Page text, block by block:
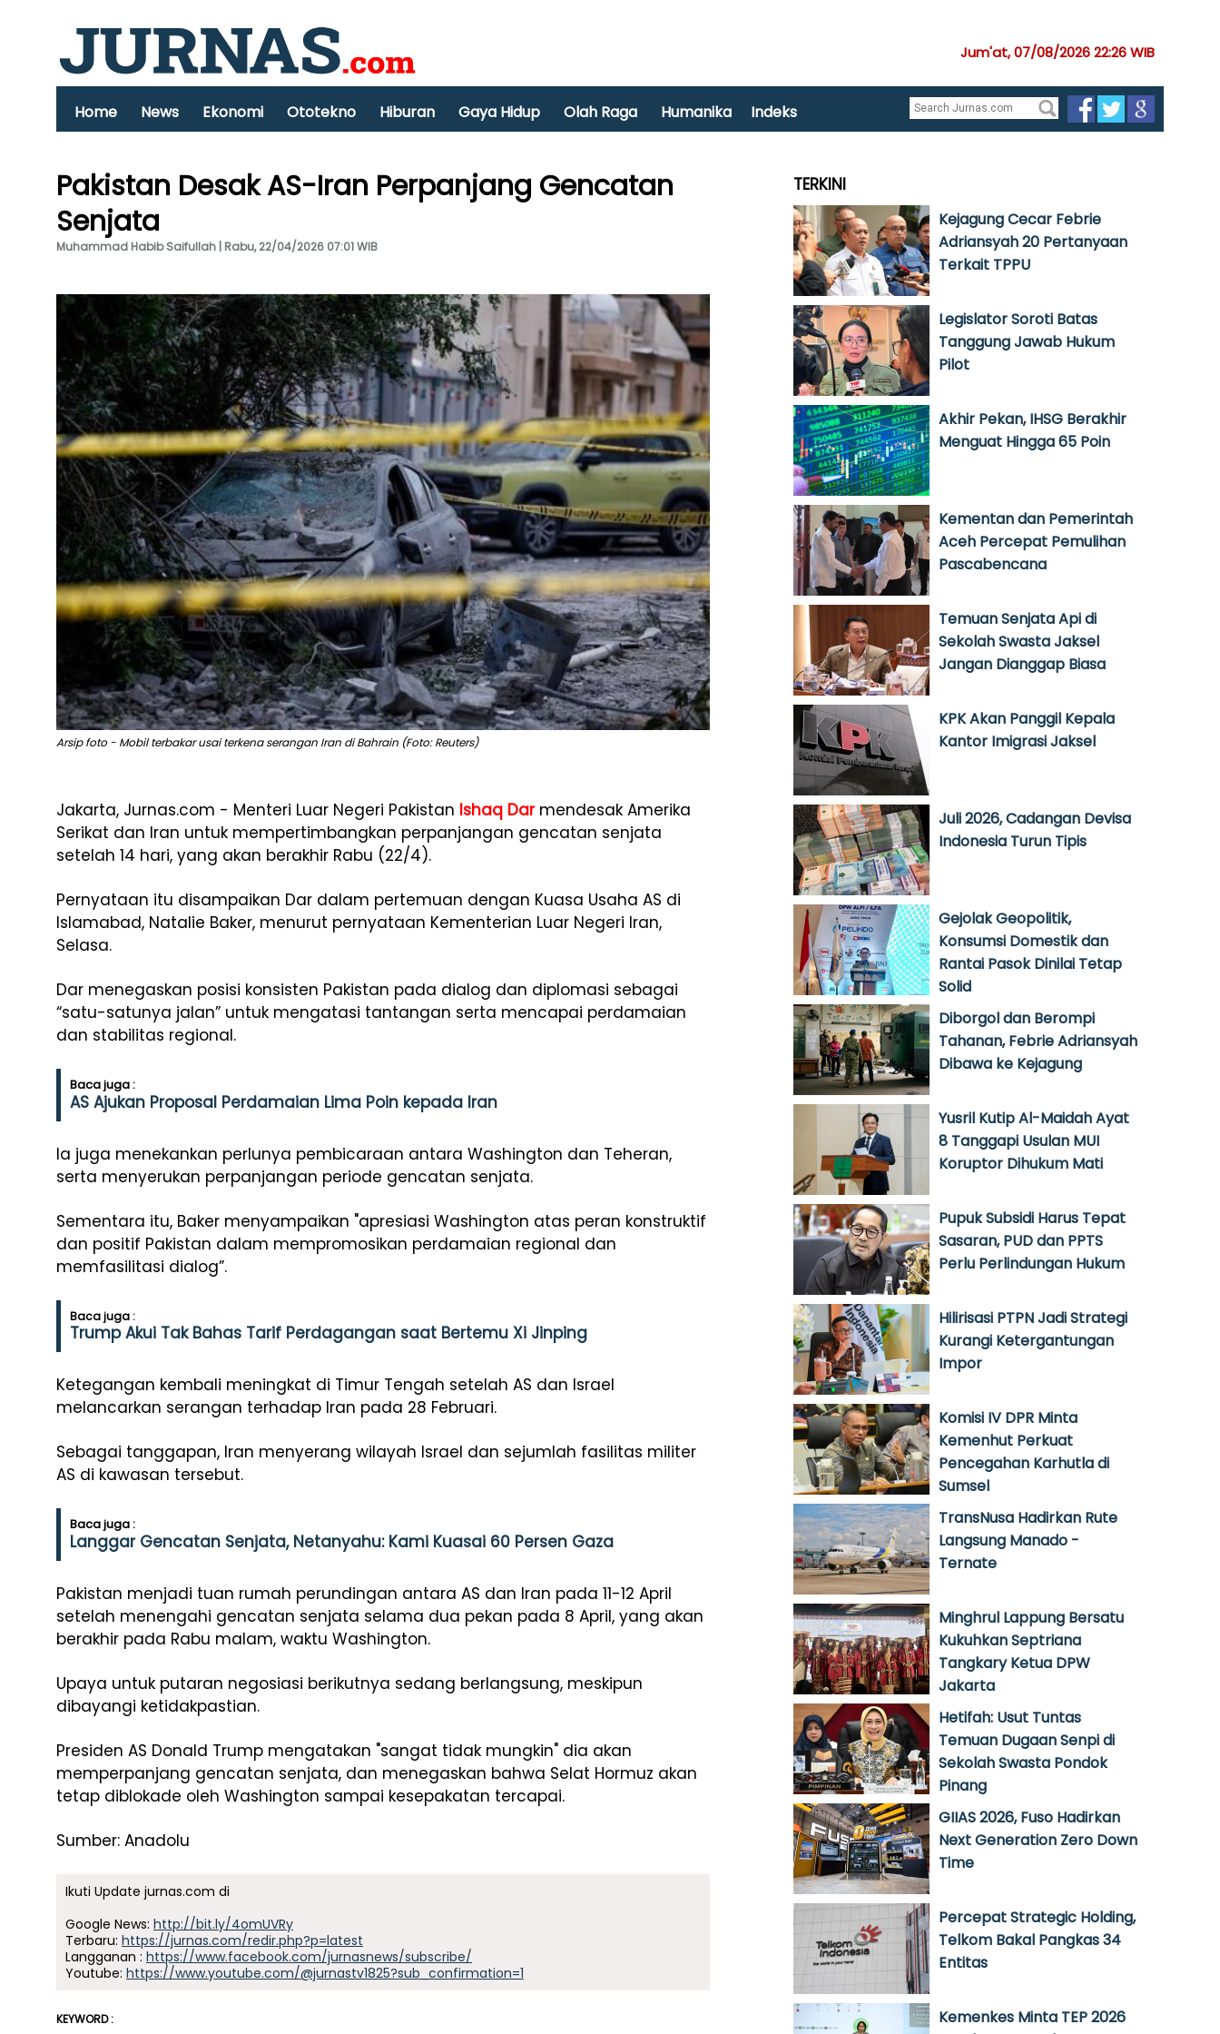
Jum'at, 07/08/2026 22:26 WIB
Home News Ekonomi Ototekno Hiburan Gaya Hidup Olah Raga Humanika Indeks
Pakistan Desak AS-Iran Perpanjang Gencatan
Senjata
Muhammad Habib Saifullah | Rabu, 22/04/2026 07:01 WIB
Arsip foto - Mobil terbakar usai terkena serangan Iran di Bahrain (Foto: Reuters)
Jakarta, Jurnas.com - Menteri Luar Negeri Pakistan Ishaq Darmendesak Amerika
Serikat dan Iran untuk mempertimbangkan perpanjangan gencatan senjata
setelah 14 hari, yang akan berakhir Rabu (22/4).
Pernyataan itu disampaikan Dar dalam pertemuan dengan Kuasa Usaha AS di
Islamabad, Natalie Baker, menurut pernyataan Kementerian Luar Negeri Iran,
Selasa.
Dar menegaskan posisi konsisten Pakistan pada dialog dan diplomasi sebagai
“satu-satunya jalan” untuk mengatasi tantangan serta mencapai perdamaian
dan stabilitas regional.
Baca juga :
AS Ajukan Proposal Perdamaian Lima Poin kepada Iran
Ia juga menekankan perlunya pembicaraan antara Washington dan Teheran,
serta menyerukan perpanjangan periode gencatan senjata.
Sementara itu, Baker menyampaikan "apresiasi Washington atas peran konstruktif
dan positif Pakistan dalam mempromosikan perdamaian regional dan
memfasilitasi dialog”.
Baca juga :
Trump Akui Tak Bahas Tarif Perdagangan saat Bertemu Xi Jinping
Ketegangan kembali meningkat di Timur Tengah setelah AS dan Israel
melancarkan serangan terhadap Iran pada 28 Februari.
Sebagai tanggapan, Iran menyerang wilayah Israel dan sejumlah fasilitas militer
AS di kawasan tersebut.
Baca juga :
Langgar Gencatan Senjata, Netanyahu: Kami Kuasai 60 Persen Gaza
Pakistan menjadi tuan rumah perundingan antara AS dan Iran pada 11-12 April
setelah menengahi gencatan senjata selama dua pekan pada 8 April, yang akan
berakhir pada Rabu malam, waktu Washington.
Upaya untuk putaran negosiasi berikutnya sedang berlangsung, meskipun
dibayangi ketidakpastian.
Presiden AS Donald Trump mengatakan "sangat tidak mungkin" dia akan
memperpanjang gencatan senjata, dan menegaskan bahwa Selat Hormuz akan
tetap diblokade oleh Washington sampai kesepakatan tercapai.
Sumber: Anadolu
Ikuti Update jurnas.com di
Google News: http://bit.ly/4omUVRy
Terbaru: https://jurnas.com/redir.php?p=latest
Langganan : https://www.facebook.com/jurnasnews/subscribe/
Youtube: https://www.youtube.com/@jurnastv1825?sub_confirmation=1
KEYWORD :
TERKINI
Kejagung Cecar Febrie
Adriansyah 20 Pertanyaan
Terkait TPPU
Legislator Soroti Batas
Tanggung Jawab Hukum
Pilot
Akhir Pekan, IHSG Berakhir
Menguat Hingga 65 Poin
Kementan dan Pemerintah
Aceh Percepat Pemulihan
Pascabencana
Temuan Senjata Api di
Sekolah Swasta Jaksel
Jangan Dianggap Biasa
KPK Akan Panggil Kepala
Kantor Imigrasi Jaksel
Juli 2026, Cadangan Devisa
Indonesia Turun Tipis
Gejolak Geopolitik,
Konsumsi Domestik dan
Rantai Pasok Dinilai Tetap
Solid
Diborgol dan Berompi
Tahanan, Febrie Adriansyah
Dibawa ke Kejagung
Yusril Kutip Al-Maidah Ayat
8 Tanggapi Usulan MUI
Koruptor Dihukum Mati
Pupuk Subsidi Harus Tepat
Sasaran, PUD dan PPTS
Perlu Perlindungan Hukum
Hilirisasi PTPN Jadi Strategi
Kurangi Ketergantungan
Impor
Komisi IV DPR Minta
Kemenhut Perkuat
Pencegahan Karhutla di
Sumsel
TransNusa Hadirkan Rute
Langsung Manado -
Ternate
Minghrul Lappung Bersatu
Kukuhkan Septriana
Tangkary Ketua DPW
Jakarta
Hetifah: Usut Tuntas
Temuan Dugaan Senpi di
Sekolah Swasta Pondok
Pinang
GIIAS 2026, Fuso Hadirkan
Next Generation Zero Down
Time
Percepat Strategic Holding,
Telkom Bakal Pangkas 34
Entitas
Kemenkes Minta TEP 2026